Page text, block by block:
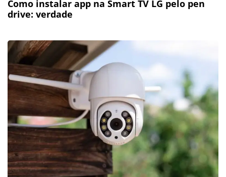
Como instalar app na Smart TV LG pelo pen
drive: verdade